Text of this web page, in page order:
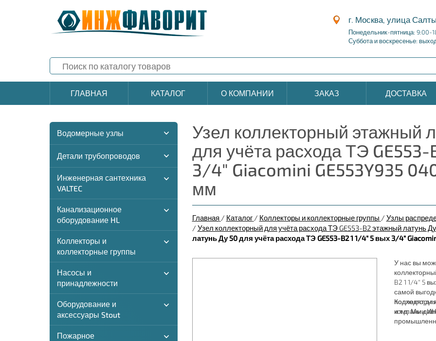
г. Москва, улица
Понедельник-пятница: 9:00-
Суббота и воскресенье:
ГЛАВНАЯ КАТАЛОГ О КОМПАНИИ ЗАКАЗ ДОСТАВКА
Водомерные узлы
Детали трубопроводов
Инженерная сантехника
VALTEC
Канализационное
оборудование HL
Коллекторы и
коллекторные группы
Насосы и
принадлежности
Оборудование и
аксессуары Stout
Пожарное
Узел коллекторный этажный
для учёта расхода ТЭ
3/4" Giacomini GE553Y935
мм
Главная / Каталог / Коллекторы и коллекторные группы / Узлы
/ Узел коллекторный для учёта расхода ТЭ GE553-B2 этажный латунь
латунь Ду 50 для учёта расхода ТЭ GE553-B2 1 1/4" 5 вых 3/4"
У нас вы
B2 1 1/4" 5
самой
подходят
и т.д. Мы
Коллекторы
компании